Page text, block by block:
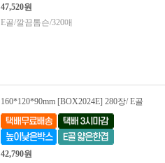
47,520원
E골/깔끔톰슨/320매
160*120*90mm [BOX2024E] 280장/ E골
42,790원